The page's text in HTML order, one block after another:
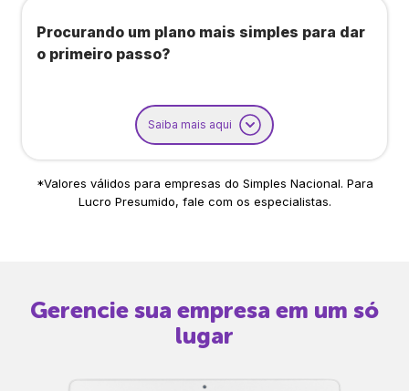
Procurando um plano mais simples para dar
o primeiro passo?
Saiba mais aqui
*Valores válidos para empresas do Simples Nacional. Para
Lucro Presumido, fale com os especialistas.
Gerencie sua empresa em um só
lugar